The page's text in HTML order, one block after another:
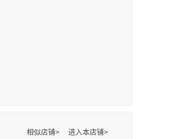
相似店铺> 进入本店铺>